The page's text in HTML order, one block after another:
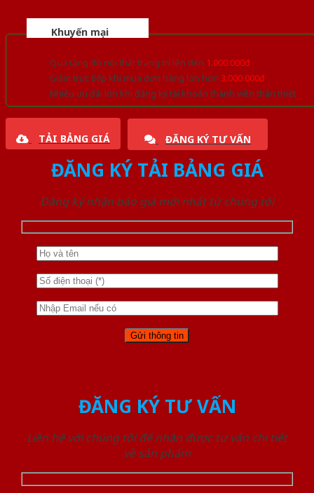
Khuyến mại
Quà tặng đồ nội thất trang trí lên đến 1.000.000đ
Giảm trực tiếp khi mua đơn hàng lớn hơn 3.000.000đ
Nhiều ưu đãi lớn khi đăng ký tài khoản thành viên thân thiết
TẢI BẢNG GIÁ ĐĂNG KÝ TƯ VẤN
ĐĂNG KÝ TẢI BẢNG GIÁ
Đăng ký nhận báo giá mới nhất từ chúng tôi
ĐĂNG KÝ TƯ VẤN
Liên hệ với chúng tôi để nhận được tư vấn chi tiết
về sản phẩm